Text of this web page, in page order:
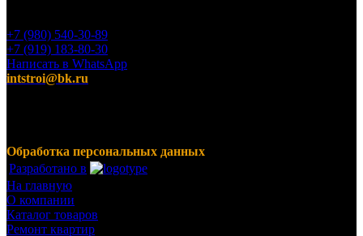
+7 (980) 540-30-89
+7 (919) 183-80-30
Написать в WhatsApp
intstroi@bk.ru
Обработка персональных данных
Разработано в
На главную
О компании
Каталог товаров
Ремонт квартир